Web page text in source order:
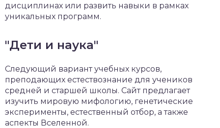
дисциплинах или развить навыки в рамках
уникальных программ.
"Дети и наука"
Следующий вариант учебных курсов,
преподающих естествознание для учеников
средней и старшей школы. Сайт предлагает
изучить мировую мифологию, генетические
эксперименты, естественный отбор, а также
аспекты Вселенной.